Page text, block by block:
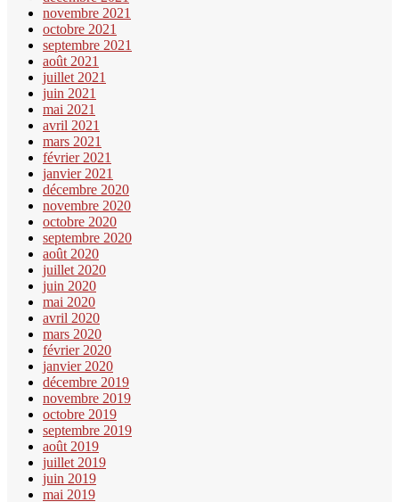
novembre 2021
octobre 2021
septembre 2021
août 2021
juillet 2021
juin 2021
mai 2021
avril 2021
mars 2021
février 2021
janvier 2021
décembre 2020
novembre 2020
octobre 2020
septembre 2020
août 2020
juillet 2020
juin 2020
mai 2020
avril 2020
mars 2020
février 2020
janvier 2020
décembre 2019
novembre 2019
octobre 2019
septembre 2019
août 2019
juillet 2019
juin 2019
mai 2019